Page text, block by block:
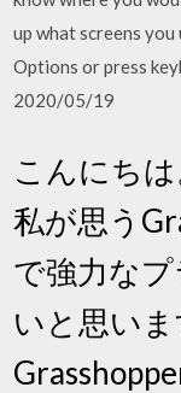
up what screens
Options or press
2020/05/19
こんにちは
私が思う
で強力な
いと思い